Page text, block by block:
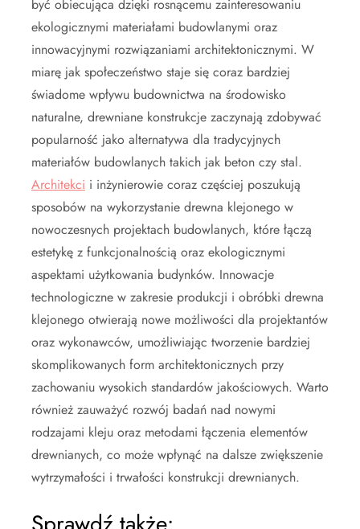
być obiecująca dzięki rosnącemu zainteresowaniu
ekologicznymi materiałami budowlanymi oraz
innowacyjnymi rozwiązaniami architektonicznymi. W
miarę jak społeczeństwo staje się coraz bardziej
świadome wpływu budownictwa na środowisko
naturalne, drewniane konstrukcje zaczynają zdobywać
popularność jako alternatywa dla tradycyjnych
materiałów budowlanych takich jak beton czy stal.
Architekci i inżynierowie coraz częściej poszukują
sposobów na wykorzystanie drewna klejonego w
nowoczesnych projektach budowlanych, które łączą
estetykę z funkcjonalnością oraz ekologicznymi
aspektami użytkowania budynków. Innowacje
technologiczne w zakresie produkcji i obróbki drewna
klejonego otwierają nowe możliwości dla projektantów
oraz wykonawców, umożliwiając tworzenie bardziej
skomplikowanych form architektonicznych przy
zachowaniu wysokich standardów jakościowych. Warto
również zauważyć rozwój badań nad nowymi
rodzajami kleju oraz metodami łączenia elementów
drewnianych, co może wpłynąć na dalsze zwiększenie
wytrzymałości i trwałości konstrukcji drewnianych.